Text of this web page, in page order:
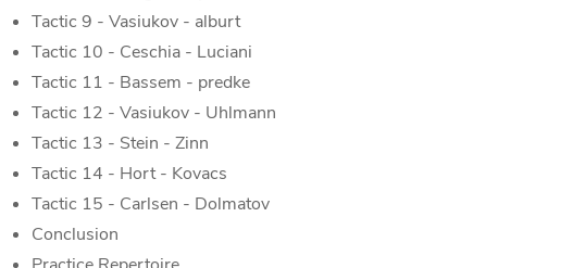
Tactic 9 - Vasiukov - alburt
Tactic 10 - Ceschia - Luciani
Tactic 11 - Bassem - predke
Tactic 12 - Vasiukov - Uhlmann
Tactic 13 - Stein - Zinn
Tactic 14 - Hort - Kovacs
Tactic 15 - Carlsen - Dolmatov
Conclusion